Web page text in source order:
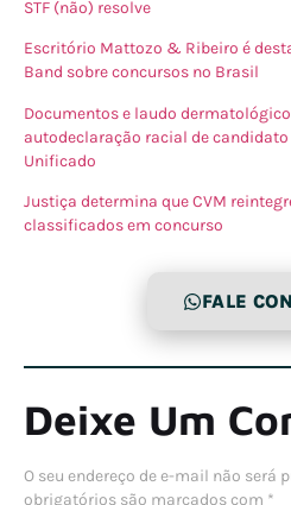
STF (não) resolve
Escritório Mattozo & Ribeiro é
Band sobre concursos no Brasil
Documentos e laudo
autodeclaração racial de candidato
Unificado
Justiça determina que CVM
classificados em concurso
FALE
Deixe Um
O seu endereço de e-mail não será
obrigatórios são marcados com *